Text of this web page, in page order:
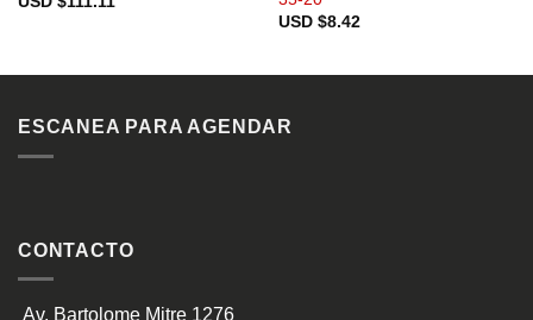
USD $8.42
ESCANEA PARA AGENDAR
CONTACTO
Av. Bartolome Mitre 1276